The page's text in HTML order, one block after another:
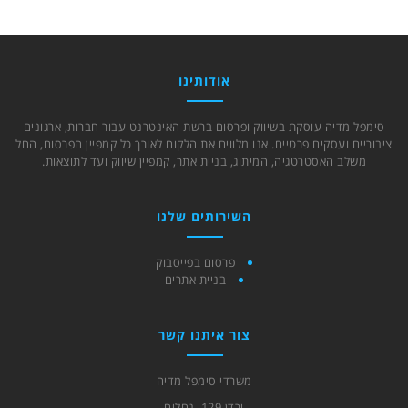
אודותינו
סימפל מדיה עוסקת בשיווק ופרסום ברשת האינטרנט עבור חברות, ארגונים
ציבוריים ועסקים פרטיים. אנו מלווים את הלקוח לאורך כל קמפיין הפרסום, החל
משלב האסטרטגיה, המיתוג, בניית אתר, קמפיין שיווק ועד לתוצאות.
השירותים שלנו
פרסום בפייסבוק
בניית אתרים
צור איתנו קשר
משרדי סימפל מדיה